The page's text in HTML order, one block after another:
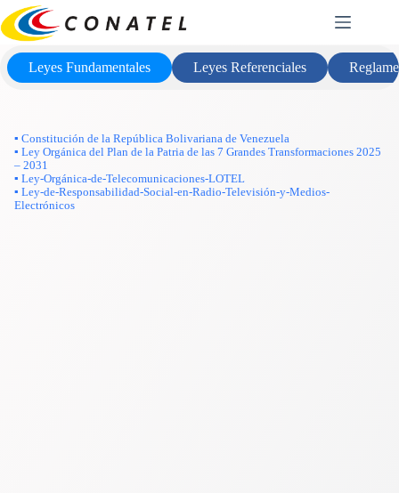
Saltar
al
contenido
Marco Legal
Leyes Fundamentales Leyes Referenciales
▪ Constitución de la República Bolivariana de Venezuela
▪ Ley Orgánica del Plan de la Patria de las 7 Grandes Transformaciones 2025
– 2031
▪ Ley-Orgánica-de-Telecomunicaciones-LOTEL
▪ Ley-de-Responsabilidad-Social-en-Radio-Televisión-y-Medios-
Electrónicos